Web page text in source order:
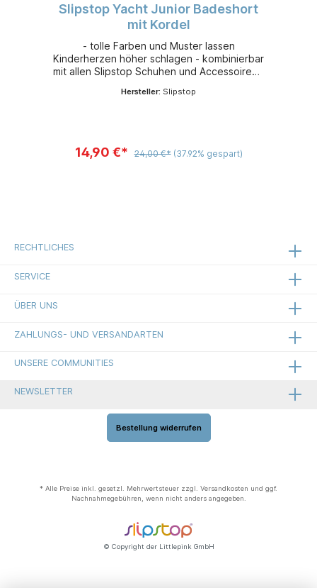
Slipstop Yacht Junior Badeshort
mit Kordel
- tolle Farben und Muster lassen
Kinderherzen höher schlagen - kombinierbar
mit allen Slipstop Schuhen und Accessoires -
schnelltrocknendem 100 % Polyester -
Hersteller: Slipstop
14,90 €* 24,00 €* (37.92% gespart)
RECHTLICHES
SERVICE
ÜBER UNS
ZAHLUNGS- UND VERSANDARTEN
UNSERE COMMUNITIES
NEWSLETTER
Bestellung widerrufen
* Alle Preise inkl. gesetzl. Mehrwertsteuer zzgl. Versandkosten und ggf.
Nachnahmegebühren, wenn nicht anders angegeben.
© Copyright der Littlepink GmbH